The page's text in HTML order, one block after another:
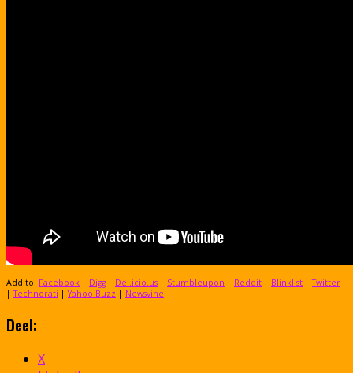
Add to: Facebook | Digg | Del.icio.us | Stumbleupon | Reddit | Blinklist |Twitter
|Technorati |Yahoo Buzz | Newsvine
Deel:
X